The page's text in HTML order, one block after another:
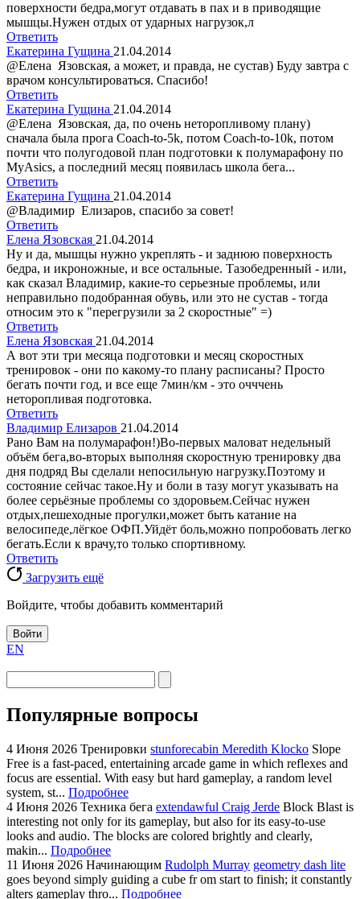
поверхности бедра,могут отдавать в пах и в приводящие
мышцы.Нужен отдых от ударных нагрузок,л
Ответить
Екатерина Гущина 21.04.2014
@Елена Язовская, а может, и правда, не сустав) Буду завтра с
врачом консультироваться. Спасибо!
Ответить
Екатерина Гущина 21.04.2014
@Елена Язовская, да, по очень неторопливому плану)
сначала была прога Coach-to-5k, потом Coach-to-10k, потом
почти что полугодовой план подготовки к полумарафону по
MyAsics, а последний месяц появилась школа бега...
Ответить
Екатерина Гущина 21.04.2014
@Владимир Елизаров, спасибо за совет!
Ответить
Елена Язовская 21.04.2014
Ну и да, мышцы нужно укреплять - и заднюю поверхность
бедра, и икроножные, и все остальные. Тазобедренный - или,
как сказал Владимир, какие-то серьезные проблемы, или
неправильно подобранная обувь, или это не сустав - тогда
относим это к "перегрузили за 2 скоростные" =)
Ответить
Елена Язовская 21.04.2014
А вот эти три месяца подготовки и месяц скоростных
тренировок - они по какому-то плану расписаны? Просто
бегать почти год, и все еще 7мин/км - это очччень
неторопливая подготовка.
Ответить
Владимир Елизаров 21.04.2014
Рано Вам на полумарафон!)Во-первых маловат недельный
объём бега,во-вторых выполняя скоростную тренировку два
дня подряд Вы сделали непосильную нагрузку.Поэтому и
состояние сейчас такое.Ну и боли в тазу могут указывать на
более серьёзные проблемы со здоровьем.Сейчас нужен
отдых,пешеходные прогулки,может быть катание на
велосипеде,лёгкое ОФП.Уйдёт боль,можно попробовать легко
бегать.Если к врачу,то только спортивному.
Ответить
Загрузить ещё
Войдите, чтобы добавить комментарий
Войти
EN
Популярные вопросы
4 Июня 2026 Тренировки stunforecabin Meredith Klocko Slope
Free is a fast-paced, entertaining arcade game in which reflexes and
focus are essential. With easy but hard gameplay, a random level
system, st... Подробнее
4 Июня 2026 Техника бега extendawful Craig Jerde Block Blast is
interesting not only for its gameplay, but also for its easy-to-use
looks and audio. The blocks are colored brightly and clearly,
makin... Подробнее
11 Июня 2026 Начинающим Rudolph Murray geometry dash lite
goes beyond simply guiding a cube fr om start to finish; it constantly
alters gameplay thro... Подробнее